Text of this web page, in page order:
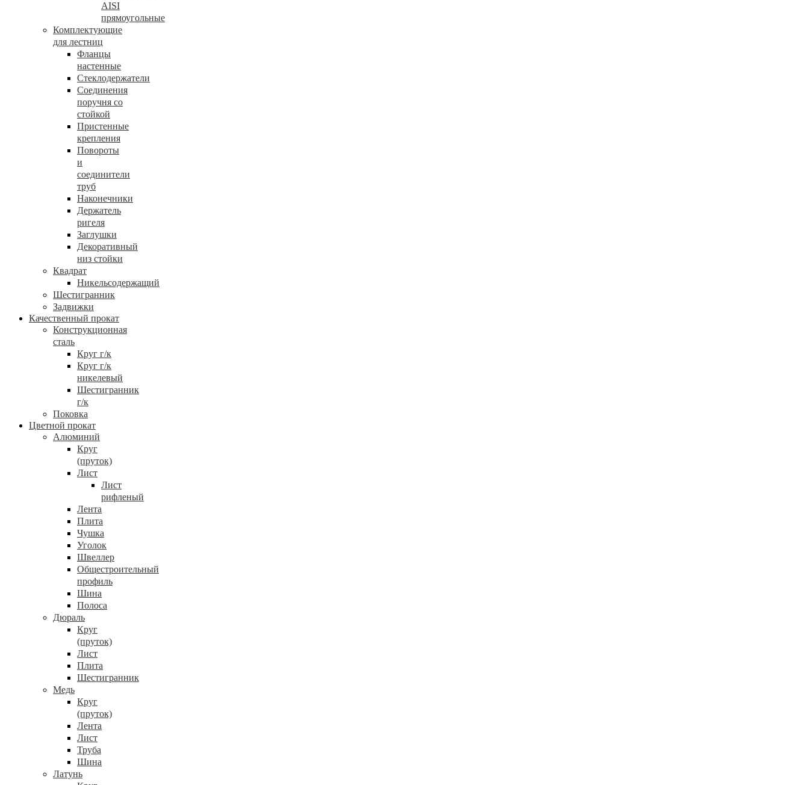
AISI
прямоугольные
Комплектующие
для лестниц
Фланцы
настенные
Стеклодержатели
Соединения
поручня со
стойкой
Пристенные
крепления
Повороты
и
соединители
труб
Наконечники
Держатель
ригеля
Заглушки
Декоративный
низ стойки
Квадрат
Никельсодержащий
Шестигранник
Задвижки
Качественный прокат
Конструкционная
сталь
Круг г/к
Круг г/к
никелевый
Шестигранник
г/к
Поковка
Цветной прокат
Алюминий
Круг
(пруток)
Лист
Лист
рифленый
Лента
Плита
Чушка
Уголок
Швеллер
Общестроительный
профиль
Шина
Полоса
Дюраль
Круг
(пруток)
Лист
Плита
Шестигранник
Медь
Круг
(пруток)
Лента
Лист
Труба
Шина
Латунь